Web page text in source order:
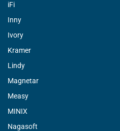
iFi
Inny
Ivory
Kramer
Lindy
Magnetar
Measy
MINIX
Nagasoft